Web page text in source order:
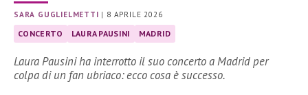
SARA GUGLIELMETTI | 8 APRILE 2026
CONCERTO LAURA PAUSINI MADRID
Laura Pausini ha interrotto il suo concerto a Madrid per
colpa di un fan ubriaco: ecco cosa è successo.